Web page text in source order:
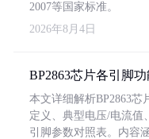
2007等国家标准。
2026年8月4日
BP2863芯片各引脚
本文详细解析BP2863
定义、典型电压/电流值
引脚参数对照表。内容